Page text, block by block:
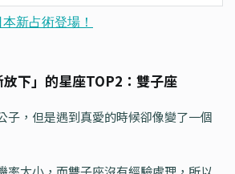
下」的星座TOP2：雙子座
子，但是遇到真愛的時候卻像變了一個